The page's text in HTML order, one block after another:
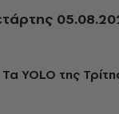
Τα YOLO της